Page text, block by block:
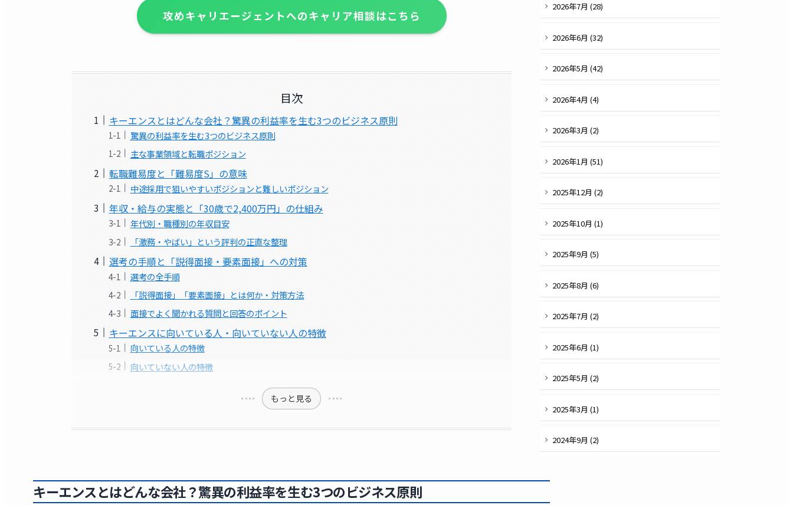
攻めキャリエージェントへのキャリア相談はこちら
目次
キーエンスとはどんな会社？驚異の利益率を生む3つのビジネス原則
驚異の利益率を生む3つのビジネス原則
主な事業領域と転職ポジション
転職難易度と「難易度S」の意味
中途採用で狙いやすいポジションと難しいポジション
年収・給与の実態と「30歳で2,400万円」の仕組み
年代別・職種別の年収目安
「激務・やばい」という評判の正直な整理
選考の手順と「説得面接・要素面接」への対策
選考の全手順
「説得面接」「要素面接」とは何か・対策方法
面接でよく聞かれる質問と回答のポイント
キーエンスに向いている人・向いていない人の特徴
向いている人の特徴
向いていない人の特徴
もっと見る
キーエンスとはどんな会社？驚異の利益率を生む3つのビジネス原則
2026年7月 (28)
2026年6月 (32)
2026年5月 (42)
2026年4月 (4)
2026年3月 (2)
2026年1月 (51)
2025年12月 (2)
2025年10月 (1)
2025年9月 (5)
2025年8月 (6)
2025年7月 (2)
2025年6月 (1)
2025年5月 (2)
2025年3月 (1)
2024年9月 (2)